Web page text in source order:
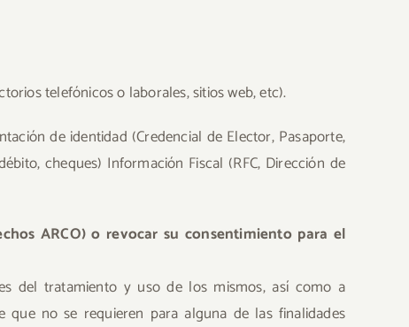
telefónicos o laborales, sitios web, etc).
de identidad (Credencial de Elector, Pasaporte,
cheques) Información Fiscal (RFC, Dirección de
ARCO) o revocar su consentimiento para el
del tratamiento y uso de los mismos, así como a
no se requieren para alguna de las finalidades